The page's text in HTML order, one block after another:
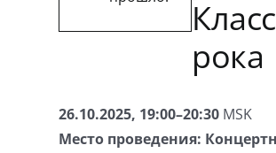
рока
26.10.2025, 19:00–20:30 MSK
Место проведения: